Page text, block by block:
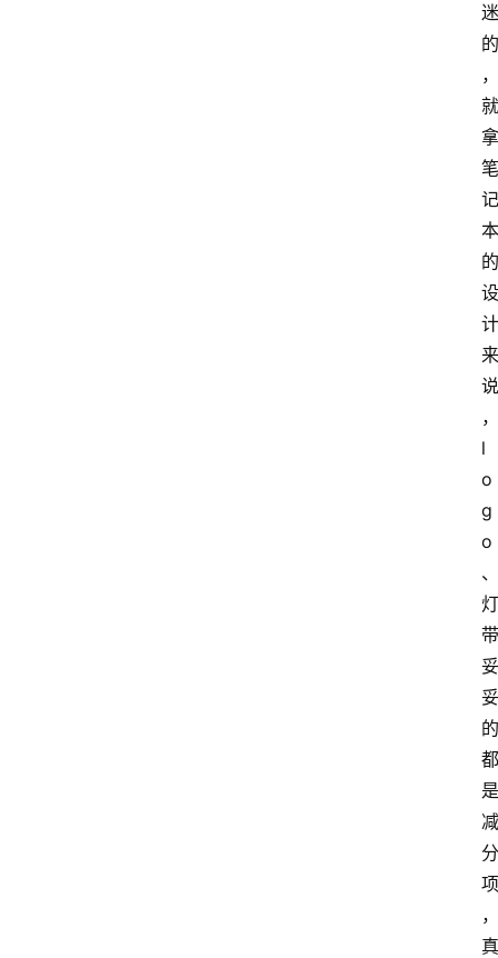
迷
的
，
就
拿
笔
记
本
的
设
计
来
说
，
l
o
g
o
、
灯
带
妥
妥
的
都
是
减
分
项
，
真